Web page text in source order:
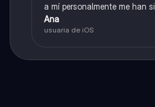
a mí personalmente me han
Ana
usuaria de iOS